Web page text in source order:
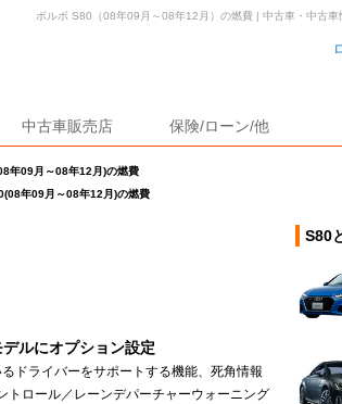
中古車販売店 保険/ローン/他
年09月～08年12月)の燃費
年09月～08年12月)の燃費
ボルボ S80（08年09月～08年12月）の燃費 | 中古車・中古車
ルにオプション設定
ドライバーをサポートする機能、死角情報
トロール／レーンデパーチャーウォーニング
S80